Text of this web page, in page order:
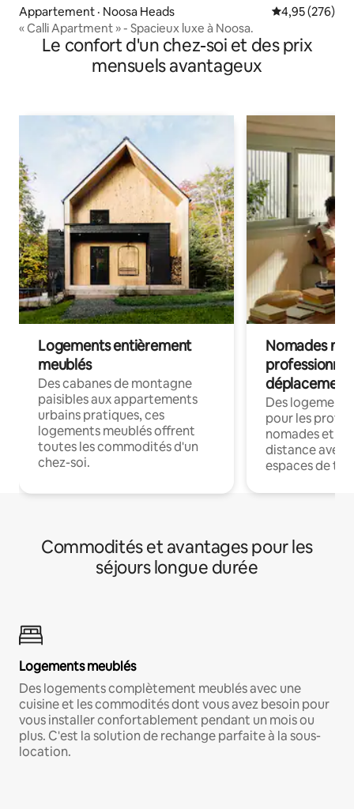
Appartement · Noosa Heads Note
4,95 (276)
« Calli Apartment » - Spacieux luxe à Noosa.
Le confort d'un chez-soi et des prix
mensuels avantageux
Logements entièrement
meublés
Des cabanes de montagne
paisibles aux appartements
urbains pratiques, ces
logements meublés offrent
toutes les commodités d'un
chez-soi.
Nomades
déplacement
Des
pour les
nomades et
distance avec
espaces de
Commodités et avantages pour les
séjours longue durée
Logements meublés
Des logements complètement meublés avec une
cuisine et les commodités dont vous avez besoin pour
vous installer confortablement pendant un mois ou
plus. C'est la solution de rechange parfaite à la sous-
location.